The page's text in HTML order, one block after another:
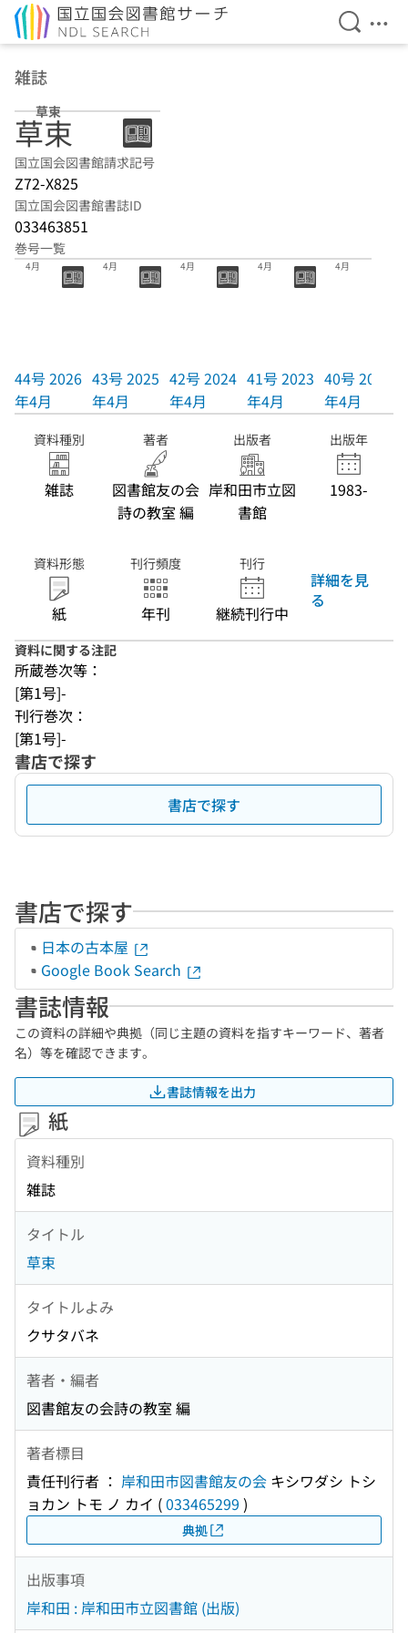
検索を
メ
雑誌
草束
草束
国立国会図書館請求記号
Z72-X825
国立国会図書館書誌ID
033463851
巻号一覧
44号 2026年
4月
44号 2026
年4月
4月
43号 2025
年4月
4月
42号 2024
年4月
4月
41号 2023
年4月
4月
40号 2022
年4月
資料種別
雑誌
著者
図書館友の会
詩の教室 編
出版者
岸和田市立図
書館
出版年
1983-
資料形態
紙
刊行頻度
年刊
刊行
継続刊行中
詳細を見
る
資料に関する注記
所蔵巻次等：
[第1号]-
刊行巻次：
[第1号]-
書店で探す
書店で探す
書店で探す
日本の古本屋
Google Book Search
書誌情報
この資料の詳細や典拠（同じ主題の資料を指すキーワード、著者
名）等を確認できます。
書誌情報を出力
紙
資料種別
雑誌
タイトル
草束
タイトルよみ
クサタバネ
著者・編者
図書館友の会詩の教室 編
著者標目
責任刊行者 ： 岸和田市図書館友の会 キシワダシ トシ
ョカン トモ ノ カイ (033465299 )
典拠
出版事項
岸和田 : 岸和田市立図書館 (出版)